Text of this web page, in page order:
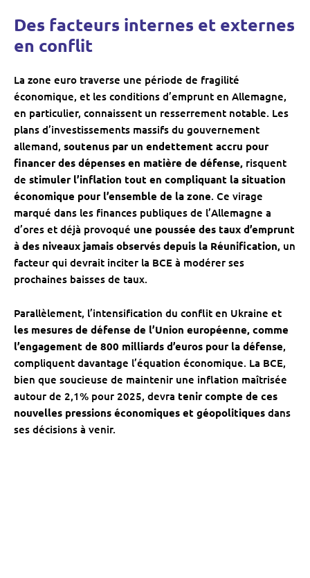
Des facteurs internes et externes
en conflit
La zone euro traverse une période de fragilité
économique, et les conditions d’emprunt en Allemagne,
en particulier, connaissent un resserrement notable. Les
plans d’investissements massifs du gouvernement
allemand, soutenus par un endettement accru pour
financer des dépenses en matière de défense, risquent
de stimuler l’inflation tout en compliquant la situation
économique pour l’ensemble de la zone. Ce virage
marqué dans les finances publiques de l’Allemagne a
d’ores et déjà provoqué une poussée des taux d’emprunt
à des niveaux jamais observés depuis la Réunification, un
facteur qui devrait inciter la BCE à modérer ses
prochaines baisses de taux.
Parallèlement, l’intensification du conflit en Ukraine et
les mesures de défense de l’Union européenne, comme
l’engagement de 800 milliards d’euros pour la défense,
compliquent davantage l’équation économique. La BCE,
bien que soucieuse de maintenir une inflation maîtrisée
autour de 2,1% pour 2025, devra tenir compte de ces
nouvelles pressions économiques et géopolitiques dans
ses décisions à venir.